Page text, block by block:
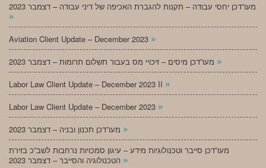
מעו”דכן יחסי עבודה – תקנות להגברת האכיפה של דיני עבודה – דצמבר 2023
»
Aviation Client Update – December 2023 »
»
Labor Law Client Update – December 2023 II »
Labor Law Client Update – December 2023 »
»
מעו”דכן סייבר וטכנולוגיות מידע – עיגון סמכויות נרחבות לשב”כ בזירת
»